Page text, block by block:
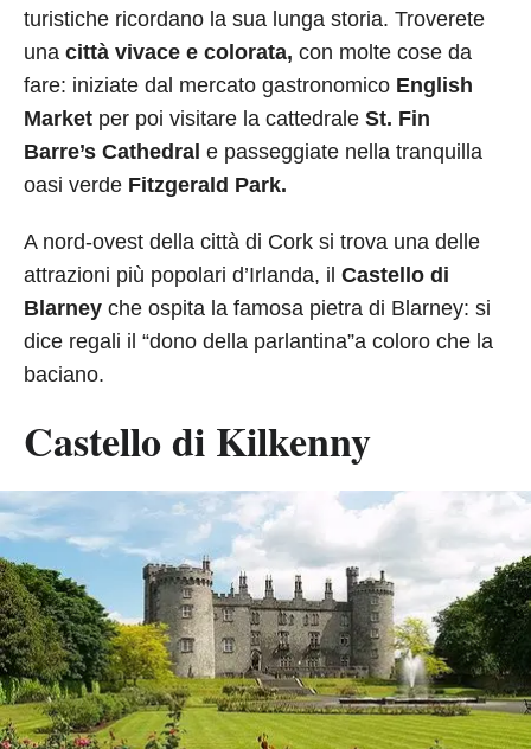
turistiche ricordano la sua lunga storia. Troverete
una città vivace e colorata, con molte cose da
fare: iniziate dal mercato gastronomico English
Market per poi visitare la cattedrale St. Fin
Barre’s Cathedral e passeggiate nella tranquilla
oasi verde Fitzgerald Park.
A nord-ovest della città di Cork si trova una delle
attrazioni più popolari d’Irlanda, il Castello di
Blarney che ospita la famosa pietra di Blarney: si
dice regali il “dono della parlantina”a coloro che la
baciano.
Castello di Kilkenny